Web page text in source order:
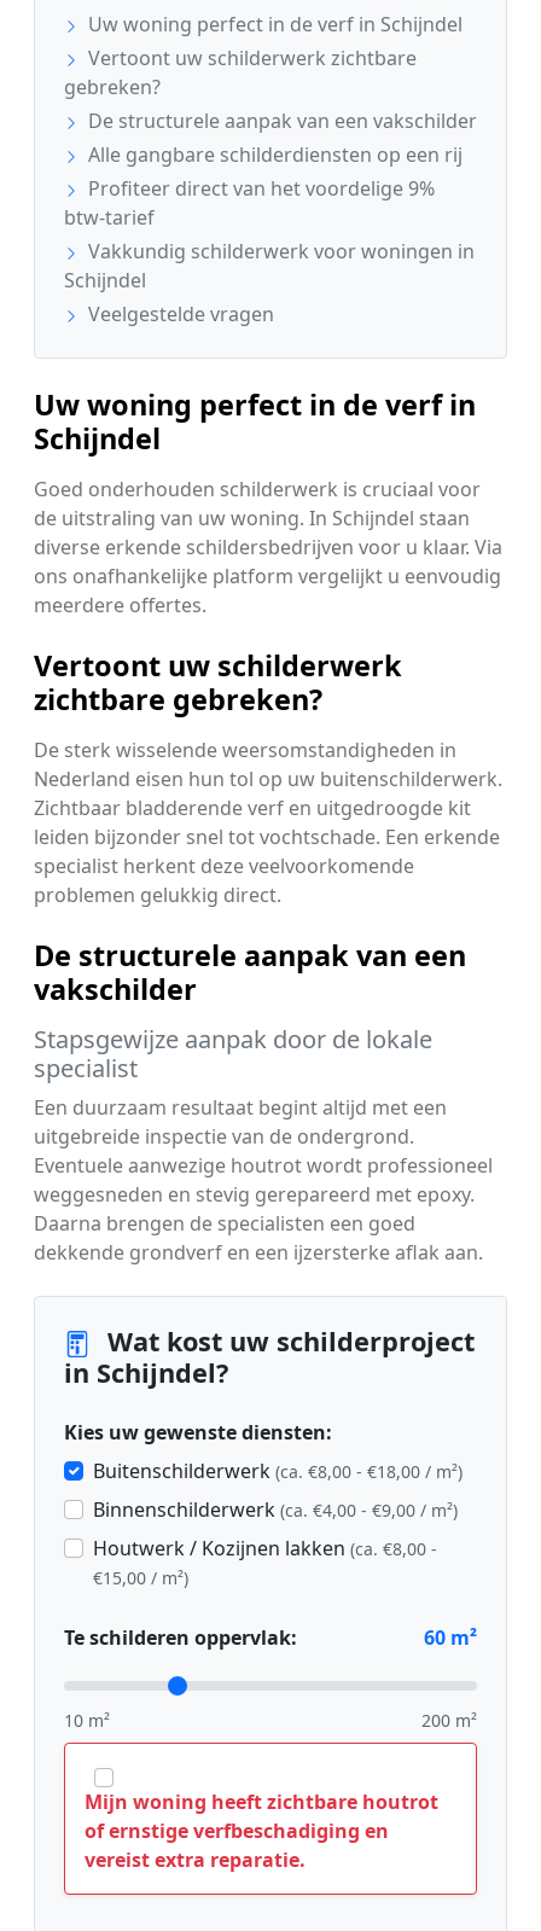
Uw woning perfect in de verf in Schijndel
Vertoont uw schilderwerk zichtbare
gebreken?
De structurele aanpak van een vakschilder
Alle gangbare schilderdiensten op een rij
Profiteer direct van het voordelige 9%
btw-tarief
Vakkundig schilderwerk voor woningen in
Schijndel
Veelgestelde vragen
Uw woning perfect in de verf in
Schijndel
Goed onderhouden schilderwerk is cruciaal voor
de uitstraling van uw woning. In Schijndel staan
diverse erkende schildersbedrijven voor u klaar. Via
ons onafhankelijke platform vergelijkt u eenvoudig
meerdere offertes.
Vertoont uw schilderwerk
zichtbare gebreken?
De sterk wisselende weersomstandigheden in
Nederland eisen hun tol op uw buitenschilderwerk.
Zichtbaar bladderende verf en uitgedroogde kit
leiden bijzonder snel tot vochtschade. Een erkende
specialist herkent deze veelvoorkomende
problemen gelukkig direct.
De structurele aanpak van een
vakschilder
Stapsgewijze aanpak door de lokale
specialist
Een duurzaam resultaat begint altijd met een
uitgebreide inspectie van de ondergrond.
Eventuele aanwezige houtrot wordt professioneel
weggesneden en stevig gerepareerd met epoxy.
Daarna brengen de specialisten een goed
dekkende grondverf en een ijzersterke aflak aan.
Wat kost uw schilderproject
in Schijndel?
Kies uw gewenste diensten:
Buitenschilderwerk (ca. €8,00 - €18,00 / m²)
Binnenschilderwerk (ca. €4,00 - €9,00 / m²)
Houtwerk / Kozijnen lakken (ca. €8,00 -
€15,00 / m²)
Te schilderen oppervlak: 60 m²
10 m² 200 m²
Mijn woning heeft zichtbare houtrot
of ernstige verfbeschadiging en
vereist extra reparatie.